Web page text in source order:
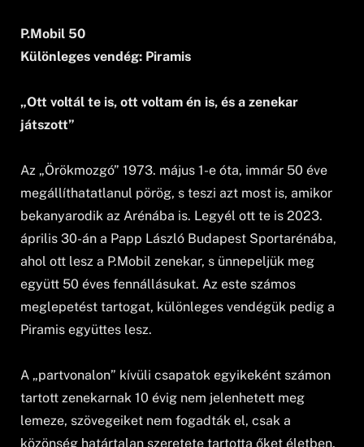
P.Mobil 50
Különleges vendég: Piramis
„Ott voltál te is, ott voltam én is, és a zenekar
játszott”
Az „Örökmozgó” 1973. május 1-e óta, immár 50 éve
megállíthatatlanul pörög, s teszi azt most is, amikor
bekanyarodik az Arénába is. Legyél ott te is 2023.
április 30-án a Papp László Budapest Sportarénába,
ahol ott lesz a P.Mobil zenekar, s ünnepeljük meg
együtt 50 éves fennállásukat. Az este számos
meglepetést tartogat, különleges vendégük pedig a
Piramis együttes lesz.
A „partvonalon” kívüli csapatok egyikeként számon
tartott zenekarnak 10 évig nem jelenhetett meg
lemeze, szövegeiket nem fogadták el, csak a
közönség határtalan szeretete tartotta őket életben.